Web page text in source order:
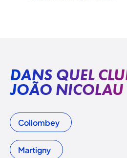
DANS QUEL
JOÃO NICOLAU
Collombey
Martigny